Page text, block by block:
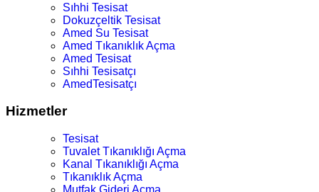
Sıhhi Tesisat
Dokuzçeltik Tesisat
Amed Su Tesisat
Amed Tıkanıklık Açma
Amed Tesisat
Sıhhi Tesisatçı
AmedTesisatçı
Hizmetler
Tesisat
Tuvalet Tıkanıklığı Açma
Kanal Tıkanıklığı Açma
Tıkanıklık Açma
Mutfak Gideri Açma